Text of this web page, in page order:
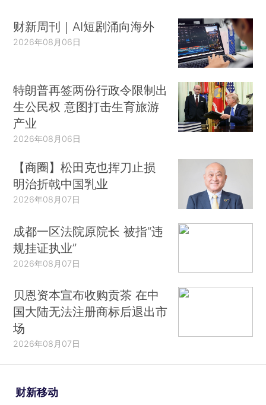
财新周刊｜AI短剧涌向海外
2026年08月06日
特朗普再签两份行政令限制出
生公民权 意图打击生育旅游
产业
2026年08月06日
【商圈】松田克也挥刀止损
明治折戟中国乳业
2026年08月07日
成都一区法院原院长 被指“违
规挂证执业”
2026年08月07日
贝恩资本宣布收购贡茶 在中
国大陆无法注册商标后退出市
场
2026年08月07日
财新移动